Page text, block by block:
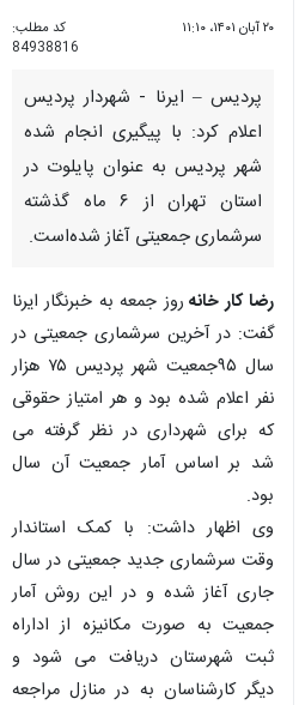
۲۰ آبان ۱۴۰۱، ۱۱:۱۰
کد مطلب:
84938816
پردیس – ایرنا - شهردار پردیس
اعلام کرد: با پیگیری انجام شده
شهر پردیس به عنوان پایلوت در
استان تهران از ۶ ماه گذشته
سرشماری جمعیتی آغاز شده‌است.
رضا کار خانه روز جمعه به خبرنگار ایرنا
گفت: در آخرین سرشماری جمعیتی در
سال ۹۵جمعیت شهر پردیس ۷۵ هزار
نفر اعلام شده بود و هر امتیاز حقوقی
که برای شهرداری در نظر گرفته می
شد بر اساس آمار جمعیت آن سال
بود.
وی اظهار داشت: با کمک استاندار
وقت سرشماری جدید جمعیتی در سال
جاری آغاز شده و در این روش آمار
جمعیت به صورت مکانیزه از اداراه
ثبت شهرستان دریافت می شود و
دیگر کارشناسان به در منازل مراجعه